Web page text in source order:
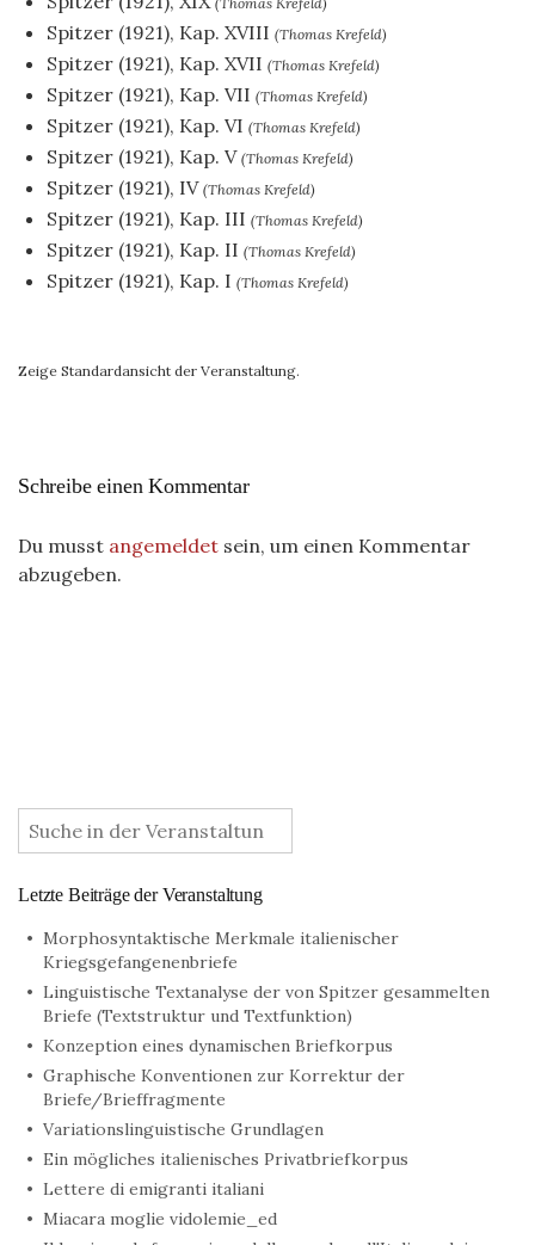
Spitzer (1921), Kap. XVIII (Thomas Krefeld)
Spitzer (1921), Kap. XVII (Thomas Krefeld)
Spitzer (1921), Kap. VII (Thomas Krefeld)
Spitzer (1921), Kap. VI (Thomas Krefeld)
Spitzer (1921), Kap. V (Thomas Krefeld)
Spitzer (1921), IV (Thomas Krefeld)
Spitzer (1921), Kap. III (Thomas Krefeld)
Spitzer (1921), Kap. II (Thomas Krefeld)
Spitzer (1921), Kap. I (Thomas Krefeld)
Zeige Standardansicht der Veranstaltung.
Schreibe einen Kommentar
Du musst angemeldet sein, um einen Kommentar
abzugeben.
:
Letzte Beiträge der Veranstaltung
Morphosyntaktische Merkmale italienischer
Kriegsgefangenenbriefe
Linguistische Textanalyse der von Spitzer gesammelten
Briefe (Textstruktur und Textfunktion)
Konzeption eines dynamischen Briefkorpus
Graphische Konventionen zur Korrektur der
Briefe/Brieffragmente
Variationslinguistische Grundlagen
Ein mögliches italienisches Privatbriefkorpus
Lettere di emigranti italiani
Miacara moglie vidolemie_ed